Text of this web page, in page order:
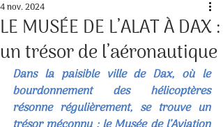
LE MUSÉE DE L’ALAT À DAX :
un trésor de l’aéronautique
4 nov. 2024
Dans la paisible ville de Dax, où le
bourdonnement des hélicoptères
résonne régulièrement, se trouve un